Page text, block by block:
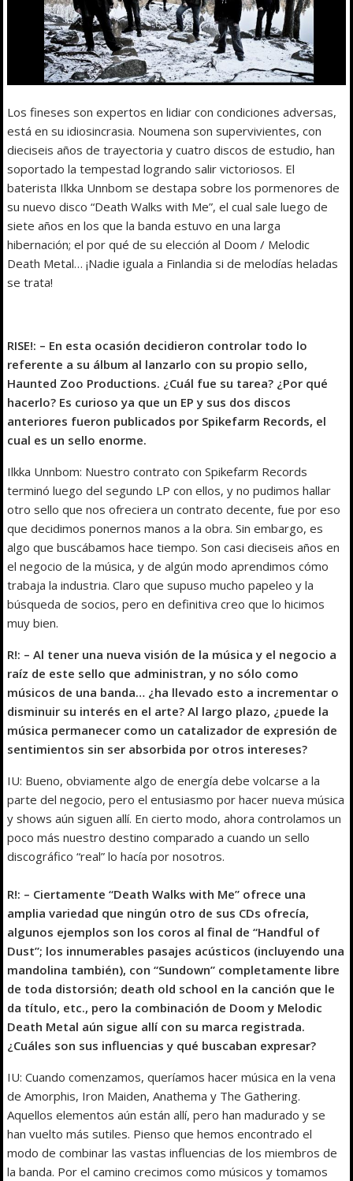
Los fineses son expertos en lidiar con condiciones adversas,
está en su idiosincrasia. Noumena son supervivientes, con
dieciseis años de trayectoria y cuatro discos de estudio, han
soportado la tempestad logrando salir victoriosos. El
baterista Ilkka Unnbom se destapa sobre los pormenores de
su nuevo disco “Death Walks with Me”, el cual sale luego de
siete años en los que la banda estuvo en una larga
hibernación; el por qué de su elección al Doom / Melodic
Death Metal… ¡Nadie iguala a Finlandia si de melodías heladas
se trata!
RISE!: – En esta ocasión decidieron controlar todo lo
referente a su álbum al lanzarlo con su propio sello,
Haunted Zoo Productions. ¿Cuál fue su tarea? ¿Por qué
hacerlo? Es curioso ya que un EP y sus dos discos
anteriores fueron publicados por Spikefarm Records, el
cual es un sello enorme.
Ilkka Unnbom: Nuestro contrato con Spikefarm Records
terminó luego del segundo LP con ellos, y no pudimos hallar
otro sello que nos ofreciera un contrato decente, fue por eso
que decidimos ponernos manos a la obra. Sin embargo, es
algo que buscábamos hace tiempo. Son casi dieciseis años en
el negocio de la música, y de algún modo aprendimos cómo
trabaja la industria. Claro que supuso mucho papeleo y la
búsqueda de socios, pero en definitiva creo que lo hicimos
muy bien.
R!: – Al tener una nueva visión de la música y el negocio a
raíz de este sello que administran, y no sólo como
músicos de una banda… ¿ha llevado esto a incrementar o
disminuir su interés en el arte? Al largo plazo, ¿puede la
música permanecer como un catalizador de expresión de
sentimientos sin ser absorbida por otros intereses?
IU: Bueno, obviamente algo de energía debe volcarse a la
parte del negocio, pero el entusiasmo por hacer nueva música
y shows aún siguen allí. En cierto modo, ahora controlamos un
poco más nuestro destino comparado a cuando un sello
discográfico “real” lo hacía por nosotros.
R!: – Ciertamente “Death Walks with Me” ofrece una
amplia variedad que ningún otro de sus CDs ofrecía,
algunos ejemplos son los coros al final de “Handful of
Dust”; los innumerables pasajes acústicos (incluyendo una
mandolina también), con “Sundown” completamente libre
de toda distorsión; death old school en la canción que le
da título, etc., pero la combinación de Doom y Melodic
Death Metal aún sigue allí con su marca registrada.
¿Cuáles son sus influencias y qué buscaban expresar?
IU: Cuando comenzamos, queríamos hacer música en la vena
de Amorphis, Iron Maiden, Anathema y The Gathering.
Aquellos elementos aún están allí, pero han madurado y se
han vuelto más sutiles. Pienso que hemos encontrado el
modo de combinar las vastas influencias de los miembros de
la banda. Por el camino crecimos como músicos y tomamos